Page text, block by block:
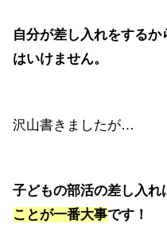
自分が差し入れをする
はいけません。
沢山書きましたが…
子どもの部活の差し入れ
ことが一番大事です！